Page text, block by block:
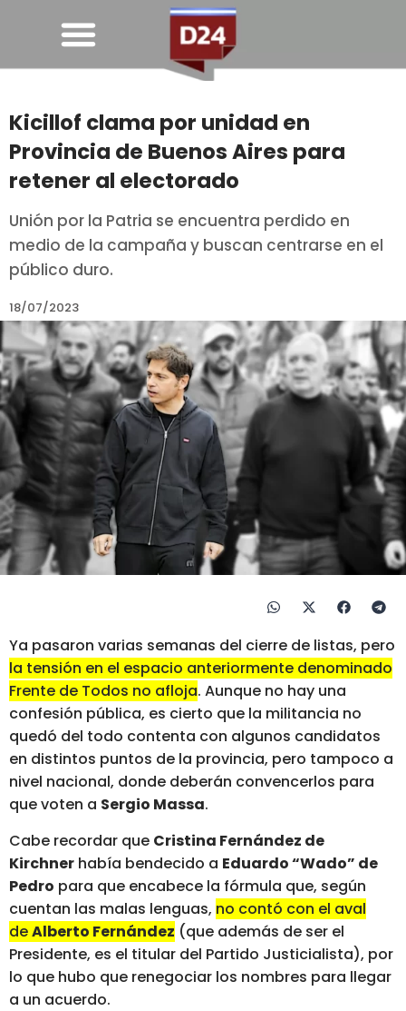
Kicillof clama por unidad en
Provincia de Buenos Aires para
retener al electorado
Unión por la Patria se encuentra perdido en
medio de la campaña y buscan centrarse en el
público duro.
18/07/2023
Ya pasaron varias semanas del cierre de listas, pero
la tensión en el espacio anteriormente denominado
Frente de Todos no afloja. Aunque no hay una
confesión pública, es cierto que la militancia no
quedó del todo contenta con algunos candidatos
en distintos puntos de la provincia, pero tampoco a
nivel nacional, donde deberán convencerlos para
que voten a Sergio Massa.
Cabe recordar que Cristina Fernández de
Kirchner había bendecido a Eduardo “Wado” de
Pedro para que encabece la fórmula que, según
cuentan las malas lenguas, no contó con el aval
deAlberto Fernández (que además de ser el
Presidente, es el titular del Partido Justicialista), por
lo que hubo que renegociar los nombres para llegar
a un acuerdo.